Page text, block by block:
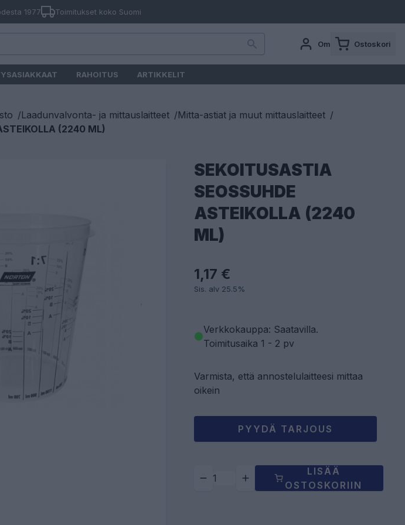
1977 Toimitukset koko Suomi
Oma tili Ostoskori
RAHOITUS ARTIKKELIT
/Laadunvalvonta- ja mittauslaitteet /Mitta-astiat ja muut mittauslaitteet /
(2240 ML)
SEKOITUSASTIA
SEOSSUHDE
ASTEIKOLLA (2240
ML)
1,17 €
Sis. alv 25.5%
Verkkokauppa: Saatavilla.
Toimitusaika 1 - 2 pv
Varmista, että annostelulaitteesi mittaa
oikein
PYYDÄ TARJOUS
LISÄÄ
OSTOSKORIIN